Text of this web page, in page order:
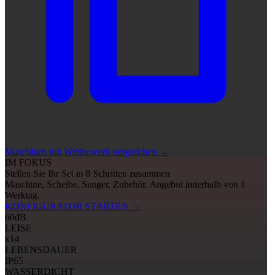
Maschinen mit Wettbewerb vergleichen →
IM FOKUS
Stellen Sie Ihr Set in 8 Schritten zusammen
Maschine, Scheibe, Sauger, Zubehör. Angebot innerhalb von 1
Werktag.
KONFIGURATOR STARTEN →
60dB
LEISE
x14
LEBENSDAUER
IP65
WASSERDICHT